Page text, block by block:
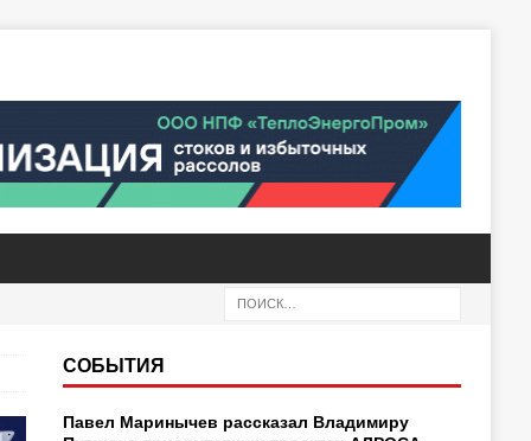
СОБЫТИЯ
Павел Маринычев рассказал Владимиру